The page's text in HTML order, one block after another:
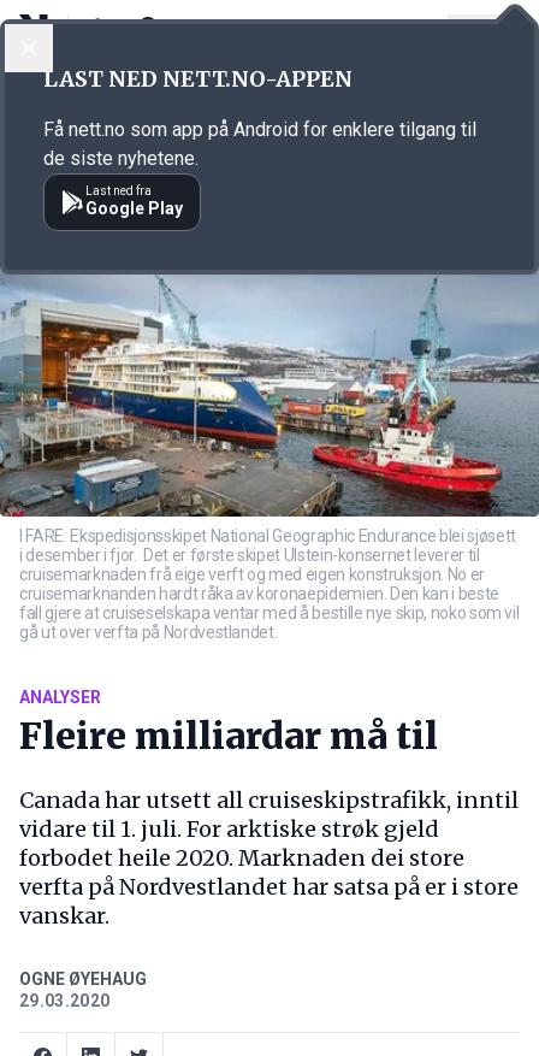
Annonsørinnhold
I FARE: Ekspedisjonsskipet National Geographic Endurance blei sjøsett
i desember i fjor. Det er første skipet Ulstein-konsernet leverer til
cruisemarknaden frå eige verft og med eigen konstruksjon. No er
cruisemarknanden hardt råka av koronaepidemien. Den kan i beste
fall gjere at cruiseselskapa ventar med å bestille nye skip, noko som vil
gå ut over verfta på Nordvestlandet.
ANALYSER
Fleire milliardar må til
Canada har utsett all cruiseskipstrafikk, inntil
vidare til 1. juli. For arktiske strøk gjeld
forbodet heile 2020. Marknaden dei store
verfta på Nordvestlandet har satsa på er i store
vanskar.
OGNE ØYEHAUG
29.03.2020
LAST NED NETT.NO-APPEN
Få nett.no som app på Android for enklere tilgang til
de siste nyhetene.
Last ned fra
Google Play